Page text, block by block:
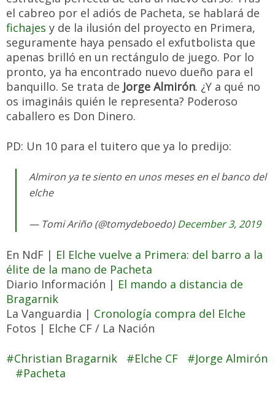
el cabreo por el adiós de Pacheta, se hablará de
fichajes y de la ilusión del proyecto en Primera,
seguramente haya pensado el exfutbolista que
apenas brilló en un rectángulo de juego. Por lo
pronto, ya ha encontrado nuevo dueño para el
banquillo. Se trata de Jorge Almirón. ¿Y a qué no
os imagináis quién le representa? Poderoso
caballero es Don Dinero.
PD: Un 10 para el tuitero que ya lo predijo:
Almiron ya te siento en unos meses en el banco del
elche
— Tomi Ariño (@tomydeboedo)December 3, 2019
En NdF | El Elche vuelve a Primera: del barro a la
élite de la mano de Pacheta
Diario Información | El mando a distancia de
Bragarnik
La Vanguardia | Cronología compra del Elche
Fotos | Elche CF / La Nación
Christian Bragarnik Elche CF
Jorge Almirón
Pacheta